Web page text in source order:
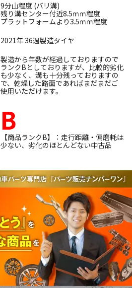
9分山程度 (バリ溝)
残り溝センター付近8.5ｍｍ程度
プラットフォームより3.5ｍｍ程度
2021年 36週製造タイヤ
製造から年数が経過しておりますので
ランクBとしておりますが、比較的劣化
も少なく、溝も十分残っておりますの
で、乾燥した路面であればまだまだご
使用いただけます。
B
【商品ランクB】：走行距離・偏磨耗は
少ない、劣化のほとんどない中古品